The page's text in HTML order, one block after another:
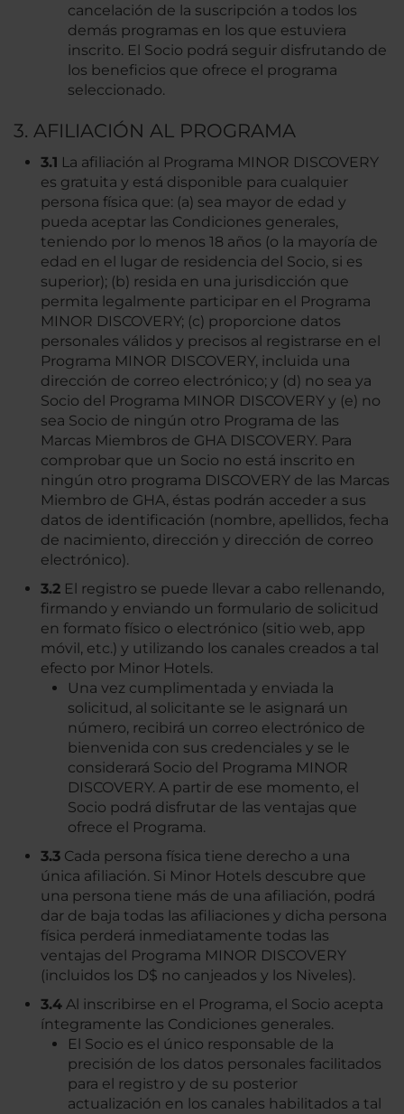
cancelación de la suscripción a todos los
demás programas en los que estuviera
inscrito. El Socio podrá seguir disfrutando de
los beneficios que ofrece el programa
seleccionado.
3. AFILIACIÓN AL PROGRAMA
3.1 La afiliación al Programa MINOR DISCOVERY
es gratuita y está disponible para cualquier
persona física que: (a) sea mayor de edad y
pueda aceptar las Condiciones generales,
teniendo por lo menos 18 años (o la mayoría de
edad en el lugar de residencia del Socio, si es
superior); (b) resida en una jurisdicción que
permita legalmente participar en el Programa
MINOR DISCOVERY; (c) proporcione datos
personales válidos y precisos al registrarse en el
Programa MINOR DISCOVERY, incluida una
dirección de correo electrónico; y (d) no sea ya
Socio del Programa MINOR DISCOVERY y (e) no
sea Socio de ningún otro Programa de las
Marcas Miembros de GHA DISCOVERY. Para
comprobar que un Socio no está inscrito en
ningún otro programa DISCOVERY de las Marcas
Miembro de GHA, éstas podrán acceder a sus
datos de identificación (nombre, apellidos, fecha
de nacimiento, dirección y dirección de correo
electrónico).
3.2 El registro se puede llevar a cabo rellenando,
firmando y enviando un formulario de solicitud
en formato físico o electrónico (sitio web, app
móvil, etc.) y utilizando los canales creados a tal
efecto por Minor Hotels.
Una vez cumplimentada y enviada la
solicitud, al solicitante se le asignará un
número, recibirá un correo electrónico de
bienvenida con sus credenciales y se le
considerará Socio del Programa MINOR
DISCOVERY. A partir de ese momento, el
Socio podrá disfrutar de las ventajas que
ofrece el Programa.
3.3 Cada persona física tiene derecho a una
única afiliación. Si Minor Hotels descubre que
una persona tiene más de una afiliación, podrá
dar de baja todas las afiliaciones y dicha persona
física perderá inmediatamente todas las
ventajas del Programa MINOR DISCOVERY
(incluidos los D$ no canjeados y los Niveles).
3.4 Al inscribirse en el Programa, el Socio acepta
íntegramente las Condiciones generales.
El Socio es el único responsable de la
precisión de los datos personales facilitados
para el registro y de su posterior
actualización en los canales habilitados a tal